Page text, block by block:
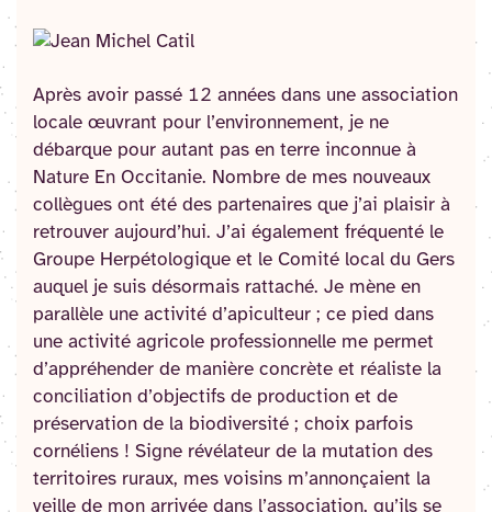
Après avoir passé 12 années dans une association
locale œuvrant pour l’environnement, je ne
débarque pour autant pas en terre inconnue à
Nature En Occitanie. Nombre de mes nouveaux
collègues ont été des partenaires que j’ai plaisir à
retrouver aujourd’hui. J’ai également fréquenté le
Groupe Herpétologique et le Comité local du Gers
auquel je suis désormais rattaché. Je mène en
parallèle une activité d’apiculteur ; ce pied dans
une activité agricole professionnelle me permet
d’appréhender de manière concrète et réaliste la
conciliation d’objectifs de production et de
préservation de la biodiversité ; choix parfois
cornéliens ! Signe révélateur de la mutation des
territoires ruraux, mes voisins m’annonçaient la
veille de mon arrivée dans l’association, qu’ils se